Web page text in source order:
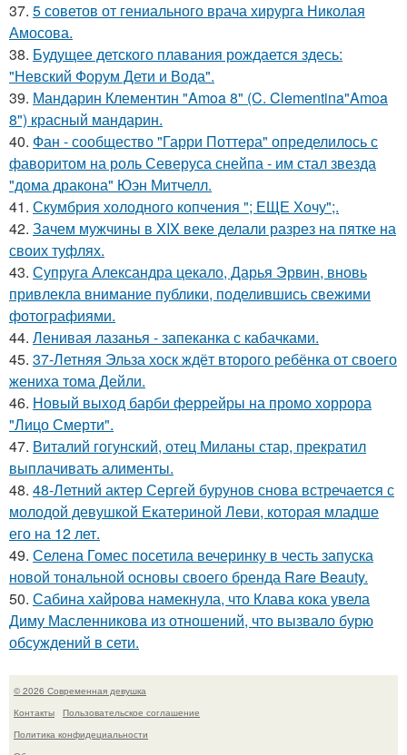
37. 5 советов от гениального врача хирурга Николая
Амосова.
38. Будущее детского плавания рождается здесь:
"Невский Форум Дети и Вода".
39. Мандарин Клементин "Amoa 8" (C. Clementina"Amoa
8") красный мандарин.
40. Фан - сообщество "Гарри Поттера" определилось с
фаворитом на роль Северуса снейпа - им стал звезда
"дома дракона" Юэн Митчелл.
41. Скумбрия холодного копчения "; ЕЩЕ Хочу";.
42. Зачем мужчины в XIX веке делали разрез на пятке на
своих туфлях.
43. Супруга Александра цекало, Дарья Эрвин, вновь
привлекла внимание публики, поделившись свежими
фотографиями.
44. Ленивая лазанья - запеканка с кабачками.
45. 37-Летняя Эльза хоск ждёт второго ребёнка от своего
жениха тома Дейли.
46. Новый выход барби феррейры на промо хоррора
"Лицо Смерти".
47. Виталий гогунский, отец Миланы стар, прекратил
выплачивать алименты.
48. 48-Летний актер Сергей бурунов снова встречается с
молодой девушкой Екатериной Леви, которая младше
его на 12 лет.
49. Селена Гомес посетила вечеринку в честь запуска
новой тональной основы своего бренда Rare Beauty.
50. Сабина хайрова намекнула, что Клава кока увела
Диму Масленникова из отношений, что вызвало бурю
обсуждений в сети.
© 2026 Современная девушка
Контакты
Пользовательское соглашение
Политика конфидециальности